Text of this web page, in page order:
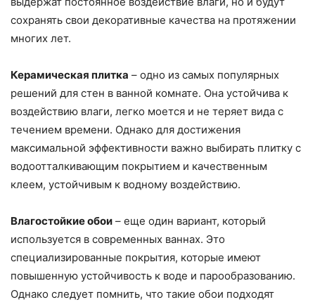
сохранять свои декоративные качества на протяжении
многих лет.
Керамическая плитка – одно из самых популярных
решений для стен в ванной комнате. Она устойчива к
воздействию влаги, легко моется и не теряет вида с
течением времени. Однако для достижения
максимальной эффективности важно выбирать плитку с
водоотталкивающим покрытием и качественным
клеем, устойчивым к водному воздействию.
Влагостойкие обои – еще один вариант, который
используется в современных ваннах. Это
специализированные покрытия, которые имеют
повышенную устойчивость к воде и парообразованию.
Однако следует помнить, что такие обои подходят